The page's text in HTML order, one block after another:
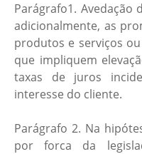
Parágrafo1. Avedação
adicionalmente, as
produtos e serviços
que impliquem
taxas de juros
interesse do cliente.
Parágrafo 2. Na
por forca da